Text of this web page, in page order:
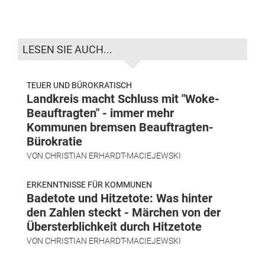
LESEN SIE AUCH...
TEUER UND BÜROKRATISCH
Landkreis macht Schluss mit "Woke-
Beauftragten" - immer mehr
Kommunen bremsen Beauftragten-
Bürokratie
VON CHRISTIAN ERHARDT-MACIEJEWSKI
ERKENNTNISSE FÜR KOMMUNEN
Badetote und Hitzetote: Was hinter
den Zahlen steckt - Märchen von der
Übersterblichkeit durch Hitzetote
VON CHRISTIAN ERHARDT-MACIEJEWSKI